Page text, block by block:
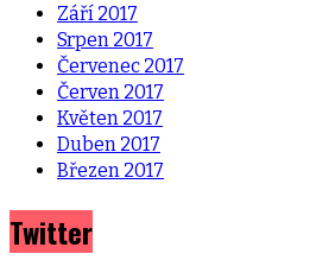
Září 2017
Srpen 2017
Červenec 2017
Červen 2017
Květen 2017
Duben 2017
Březen 2017
Twitter